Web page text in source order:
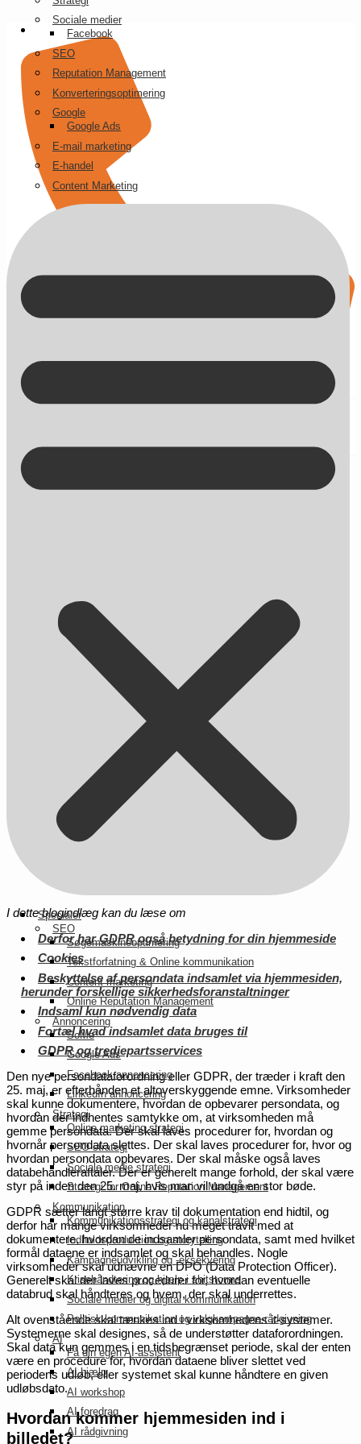
Kontakt på +45 70 13 63 23
Sociale medier
Facebook
SEO
Reputation Management
Konverteringsoptimering
Google
Google Ads
E-mail marketing
E-handel
Content Marketing
Specialer
SEO
Søgemaskineoptimering
Tekstforfatning & Online kommunikation
Content marketing
Online Reputation Management
Annoncering
SoMe
Google Ads
Facebook annoncering
LinkedIn annoncering
Strategi
Online marketing strategi
SEO strategi
Sociale medie strategi
Strategi for Online Reputation Management
Kommunikation
Kommunikationsstrategi og kanalstrategi
Indholdsproduktion og storytelling
Kampagneudvikling og -eksekvering
Krisehåndtering og hjælp i shitstorms
Sociale medier og digital kommunikation
Politisk kommunikation og valgkampagne-rådgivning
AI
Få din egen AI-assistent
AI hjælp
AI workshop
AI foredrag
AI rådgivning
GDPR har også betydning for din
I dette blogindlæg kan du læse om
Derfor har GDPR også betydning for din hjemmeside
Cookies
Beskyttelse af persondata indsamlet via hjemmesiden,
herunder forskellige sikkerhedsforanstaltninger
Indsaml kun nødvendig data
Fortæl hvad indsamlet data bruges til
GDPR og tredjepartsservices
Den nye persondataforordning eller GDPR, der træder i kraft den
25. maj, er efterhånden et altoverskyggende emne. Virksomheder
skal kunne dokumentere, hvordan de opbevarer persondata, og
hvordan der indhentes samtykke om, at virksomheden må
gemme persondata. Der skal laves procedurer for, hvordan og
hvornår persondata slettes. Der skal laves procedurer for, hvor og
hvordan persondata opbevares. Der skal måske også laves
databehandleraftaler. Der er generelt mange forhold, der skal være
styr på inden den 25. maj, hvis man vil undgå en stor bøde.
GDPR sætter langt større krav til dokumentation end hidtil, og
derfor har mange virksomheder nu meget travlt med at
dokumentere, hvordan de indsamler persondata, samt med hvilket
formål dataene er indsamlet og skal behandles. Nogle
virksomheder skal udnævne en DPO (Data Protection Officer).
Generelt skal der laves procedurer for, hvordan eventuelle
databrud skal håndteres og hvem, der skal underrettes.
Alt ovenstående skal tænkes ind i virksomhedens it-systemer.
Systemerne skal designes, så de understøtter dataforordningen.
Skal data kun gemmes i en tidsbegrænset periode, skal der enten
være en procedure for, hvordan dataene bliver slettet ved
periodens udløb, eller systemet skal kunne håndtere en given
udløbsdato.
Hvordan kommer hjemmesiden ind i
billedet?